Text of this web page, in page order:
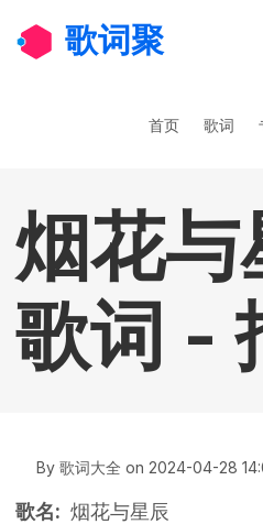
歌词聚
首页 歌词
烟花与
歌词 -
By 歌词大全 on 2024-04-28
歌名
烟花与星辰